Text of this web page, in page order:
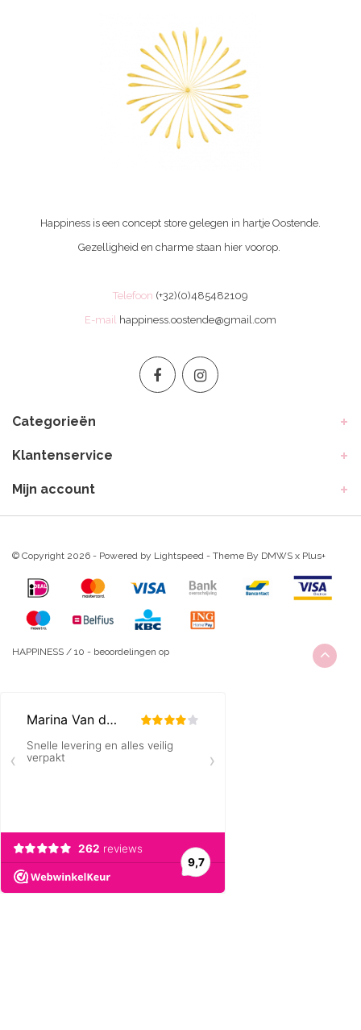
Happiness is een concept store gelegen in hartje Oostende.
Gezelligheid en charme staan hier voorop.
Telefoon (+32)(0)485482109
E-mail happiness.oostende@gmail.com
Categorieën
Klantenservice
Mijn account
© Copyright 2026 - Powered by Lightspeed - Theme By DMWS x Plus+
HAPPINESS / 10 - beoordelingen op